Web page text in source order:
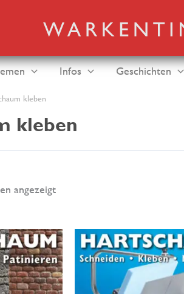
Infos Geschichten
kleben
kleben
angezeigtNach